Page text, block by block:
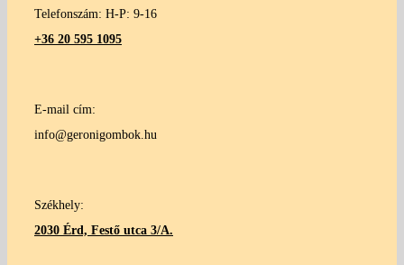
Telefonszám: H-P: 9-16
+36 20 595 1095
E-mail cím:
info@geronigombok.hu
Székhely:
2030 Érd, Festő utca 3/A.